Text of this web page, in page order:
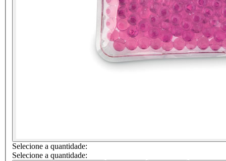
Selecione a quantidade:
Selecione a quantidade: